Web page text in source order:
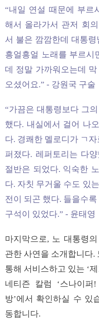
“내일 연설 때문에 부르
해서 올라가서 관저 회
서 불은 깜깜한데 대통
흥얼흥얼 노래를 부르시
데 정말 가까워오는데
오셨어요.” - 강원국 구술
“가끔은 대통령보다 그
했다. 내실에서 걸어 나
다. 경쾌한 멜로디가 ㄱ
퍼졌다. 레퍼토리는 다
절반은 되었다. 익숙한
다. 자칫 무거울 수도 있
전이 되곤 했다. 들을수
구석이 있었다.” - 윤태영
마지막으로, 노 대통령의
관한 사연을 소개합니다
통해 서비스하고 있는 ‘
네티즌 칼럼 ‘스나이
방’에서 확인하실 수 있
동합니다.